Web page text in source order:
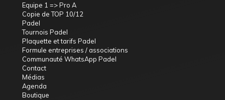
Equipe 1 => Pro A
Copie de TOP 10/12
Padel
Tournois Padel
Plaquette et tarifs Padel
Formule entreprises / associations
Communauté WhatsApp Padel
Contact
Médias
Agenda
Boutique